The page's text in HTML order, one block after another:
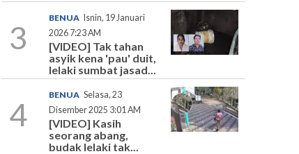
3
BENUA
Isnin, 19 Januari
2026 7:23 AM
[VIDEO] Tak tahan
asyik kena 'pau' duit,
lelaki sumbat jasad...
4
BENUA Selasa, 23
Disember 2025 3:01 AM
[VIDEO] Kasih
seorang abang,
budak lelaki tak...